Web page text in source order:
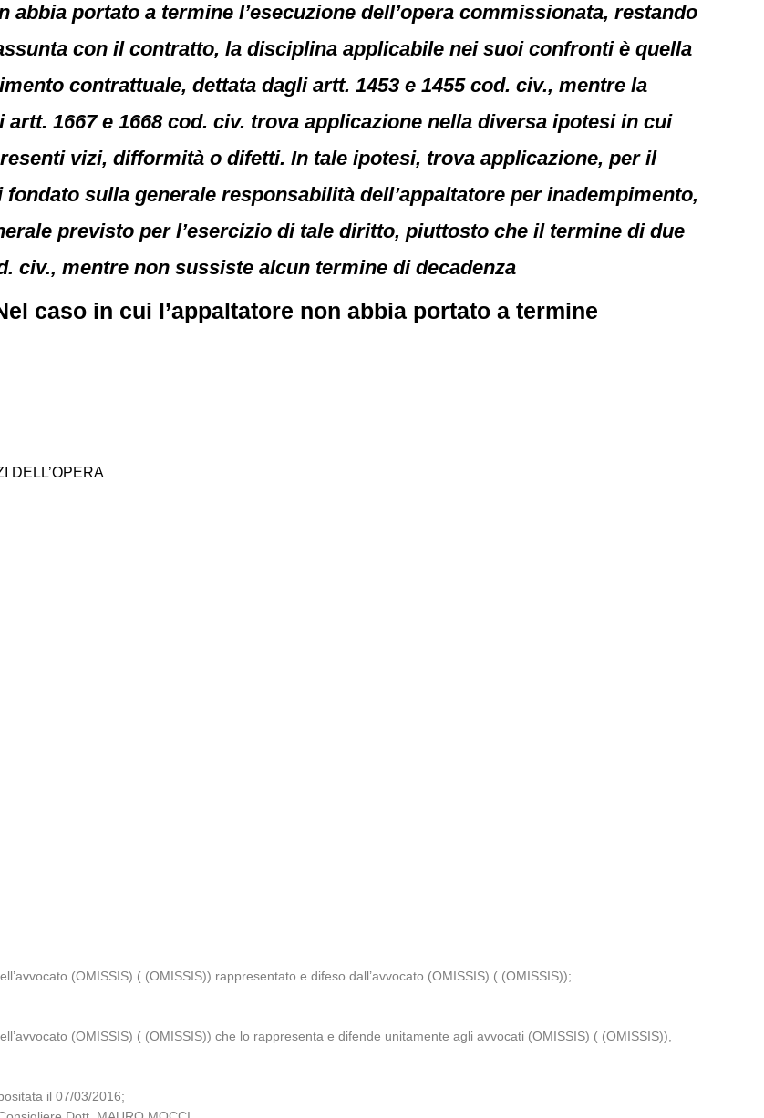
abbia portato a termine l’esecuzione dell’opera commissionata, restando
con il contratto, la disciplina applicabile nei suoi confronti è quella
contrattuale, dettata dagli artt. 1453 e 1455 cod. civ., mentre la
1667 e 1668 cod. civ. trova applicazione nella diversa ipotesi in cui
vizi, difformità o difetti. In tale ipotesi, trova applicazione, per il
sulla generale responsabilità dell’appaltatore per inadempimento,
previsto per l’esercizio di tale diritto, piuttosto che il termine di due
civ., mentre non sussiste alcun termine di decadenza
caso in cui l’appaltatore non abbia portato a termine
DELL’OPERA
(OMISSIS) ( (OMISSIS)) rappresentato e difeso dall’avvocato (OMISSIS) ( (OMISSIS));
(OMISSIS) ( (OMISSIS)) che lo rappresenta e difende unitamente agli avvocati (OMISSIS) ( (OMISSIS)),
il 07/03/2016;